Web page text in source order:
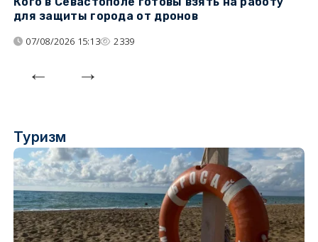
для защиты города от дронов
07/08/2026 15:13 2339
Туризм